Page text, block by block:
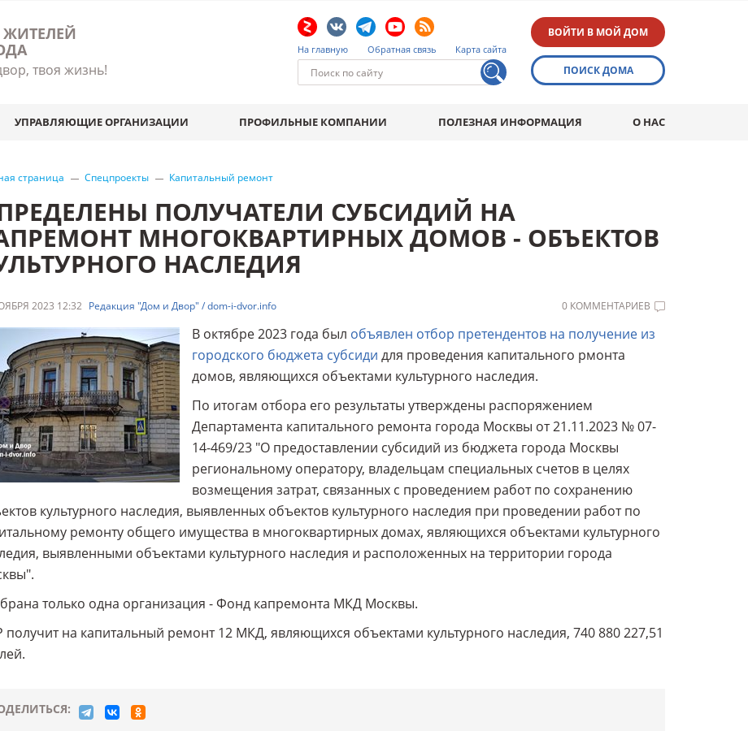
твоя жизнь!
На главную Обратная связь Карта сайта
ВОЙТИ В МОЙ ДОМ
ПОИСК ДОМА
УПРАВЛЯЮЩИЕ ОРГАНИЗАЦИИ ПРОФИЛЬНЫЕ КОМПАНИИ ПОЛЕЗНАЯ ИНФОРМАЦИЯ О НАС
страница Спецпроекты Капитальный ремонт
ПОЛУЧАТЕЛИ СУБСИДИЙ НА
МНОГОКВАРТИРНЫХ ДОМОВ - ОБЪЕКТОВ
НАСЛЕДИЯ
2023 12:32 Редакция "Дом и Двор" / dom-i-dvor.info 0 КОММЕНТАРИЕВ
В октябре 2023 года был объявлен отбор претендентов на получение из
городского бюджета субсиди для проведения капитального рмонта
домов, являющихся объектами культурного наследия.
По итогам отбора его результаты утверждены распоряжением
Департамента капитального ремонта города Москвы от 21.11.2023 № 07-
14-469/23 "О предоставлении субсидий из бюджета города Москвы
региональному оператору, владельцам специальных счетов в целях
возмещения затрат, связанных с проведением работ по сохранению
культурного наследия, выявленных объектов культурного наследия при проведении работ по
ремонту общего имущества в многоквартирных домах, являющихся объектами культурного
выявленными объектами культурного наследия и расположенных на территории города
только одна организация - Фонд капремонта МКД Москвы.
на капитальный ремонт 12 МКД, являющихся объектами культурного наследия, 740 880 227,51